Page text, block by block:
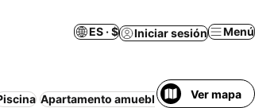
ES · $ Iniciar sesión Menú
Apartamento amueblado Wifi Aire
Ver mapa